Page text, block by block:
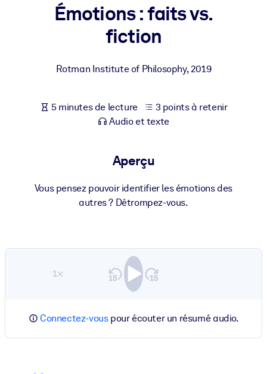
Intégrez des connaissances vérifiées et concises dans votre
Pour bibliothèques d'entreprise
Pour les systèmes d’IA
Alimentez vos systèmes d'IA avec des connaissances fiables et
structurées pour améliorer les résultats.
Émotions : faits vs.
fiction
Rotman Institute of Philosophy,2019
5 minutes de lecture
3 points à retenir
Audio et texte
Aperçu
Vous pensez pouvoir identifier les émotions des
autres ? Détrompez-vous.
1×
Connectez-vouspour écouter un résumé audio.